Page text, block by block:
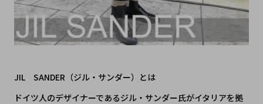
JIL SANDER（ジル・サンダー）とは
ドイツ人のデザイナーであるジル・サンダー氏がイタリアを拠